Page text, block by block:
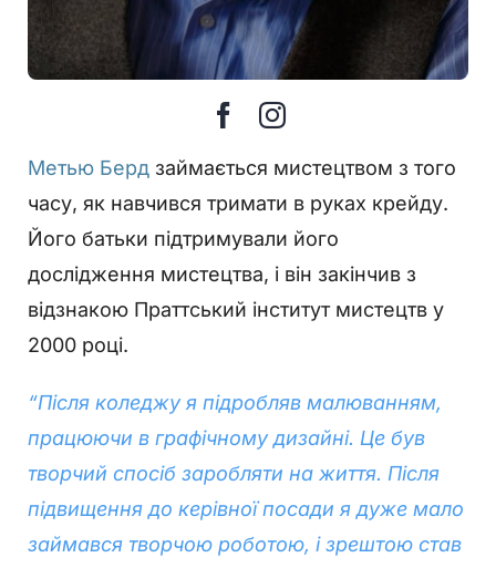
Метью Бердзаймається мистецтвом з того
часу, як навчився тримати в руках крейду.
Його батьки підтримували його
дослідження мистецтва, і він закінчив з
відзнакою Праттський інститут мистецтв у
2000 році.
“Після коледжу я підробляв малюванням,
працюючи в графічному дизайні. Це був
творчий спосіб заробляти на життя. Після
підвищення до керівної посади я дуже мало
займався творчою роботою, і зрештою став